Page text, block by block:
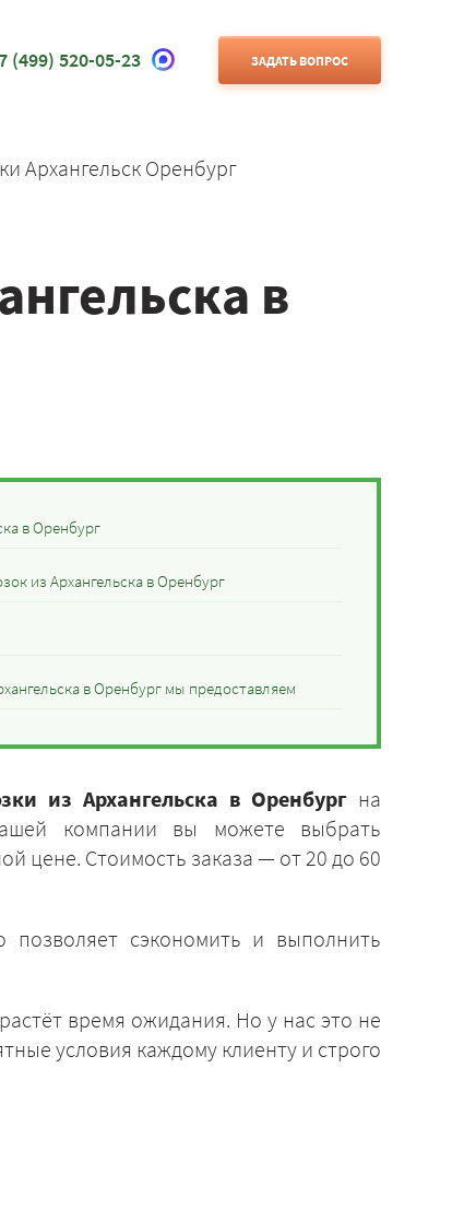
(499) 520-05-23 ЗАДАТЬ ВОПРОС
Архангельск Оренбург
в
в Оренбург
из Архангельска в Оренбург
в Оренбург мы предоставляем
из Архангельска в Оренбург на
компании вы можете выбрать
цене. Стоимость заказа — от 20 до 60
сэкономить и выполнить
время ожидания. Но у нас это не
условия каждому клиенту и строго